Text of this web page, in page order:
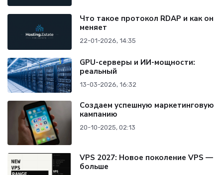
Что такое протокол RDAP и как он
меняет
22-01-2026, 14:35
GPU-серверы и ИИ-мощности:
реальный
13-03-2026, 16:32
Создаем успешную маркетинговую
кампанию
20-10-2025, 02:13
VPS 2027: Новое поколение VPS —
больше